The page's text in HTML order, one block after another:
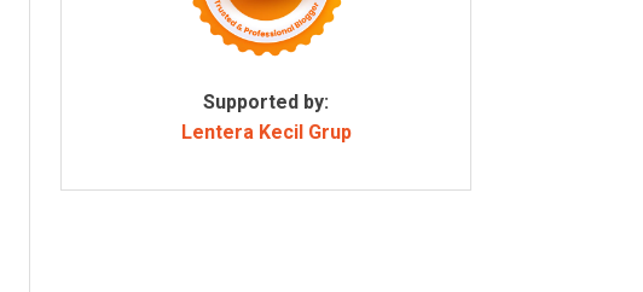
Supported by:
Lentera Kecil Grup